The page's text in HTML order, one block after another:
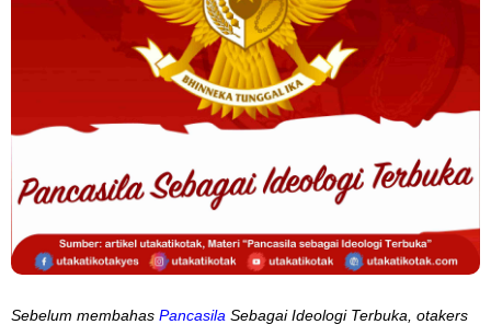
Sebelum membahas Pancasila Sebagai Ideologi Terbuka, otakers